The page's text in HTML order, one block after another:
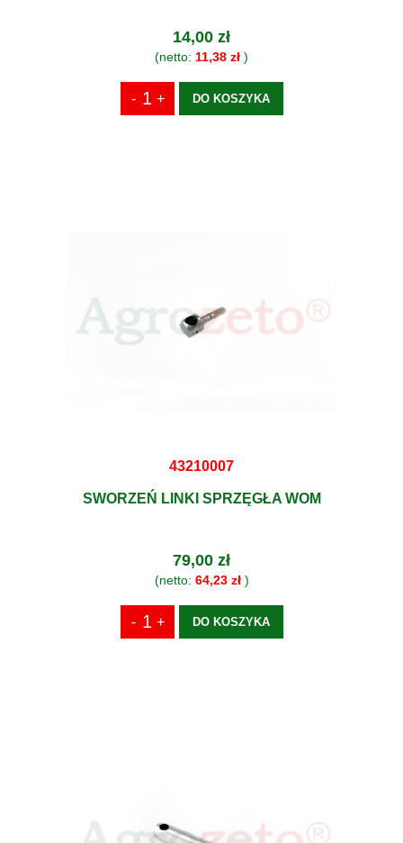
14,00 zł
(netto: 11,38 zł )
DO KOSZYKA
43210007
SWORZEŃ LINKI SPRZĘGŁA WOM
79,00 zł
(netto: 64,23 zł)
DO KOSZYKA